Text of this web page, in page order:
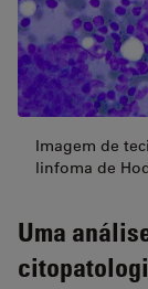
Imagem de
linfoma de
Uma